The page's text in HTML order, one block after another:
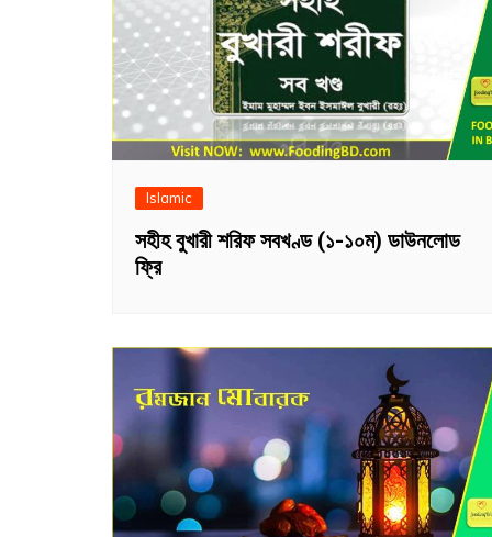
Islamic
সহীহ বুখারী শরিফ সবখণ্ড (১-১০ম) ডাউনলোড
ফ্রি